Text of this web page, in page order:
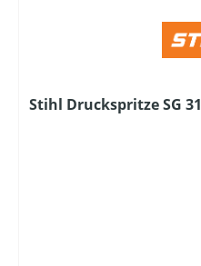
Stihl Druckspritze SG 31